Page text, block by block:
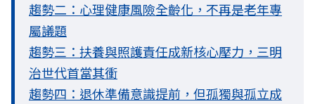
趨勢二：心理健康風險全齡化，不再是老年專
屬議題
趨勢三：扶養與照護責任成新核心壓力，三明
治世代首當其衝
趨勢四：退休準備意識提前，但孤獨與孤立成